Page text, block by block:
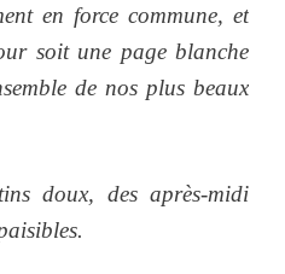
en force commune, et
soit une page blanche
de nos plus beaux
doux, des après-midi